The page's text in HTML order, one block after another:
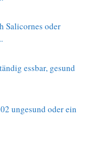
Salicornes oder
essbar, gesund
ungesund oder ein